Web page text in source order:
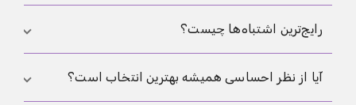
در این حالت کیفیت جنین، زمان‌بندی، آندومتر و پروتکل
بودن کل مسیر نیست.
رایج‌ترین اشتباه‌ها چیست؟
نامشخص بودن نقش‌ها، تصمیم دیرهنگام درباره
آیا از نظر احساسی همیشه بهترین انتخاب است؟